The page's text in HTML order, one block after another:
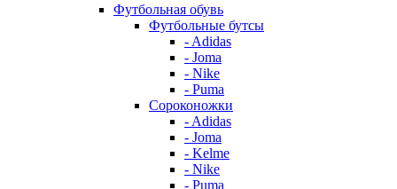
Футбольная обувь
Футбольные бутсы
- Adidas
- Joma
- Nike
- Puma
Сороконожки
- Adidas
- Joma
- Kelme
- Nike
- Puma